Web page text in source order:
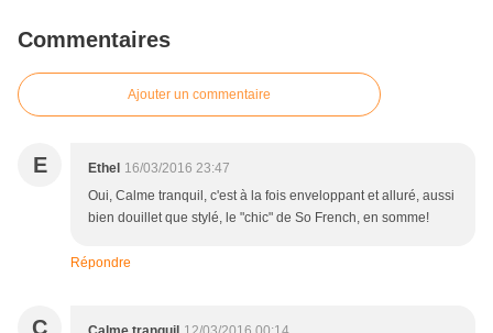
Commentaires
Ajouter un commentaire
E Ethel 16/03/2016 23:47
Oui, Calme tranquil, c'est à la fois enveloppant et alluré, aussi
bien douillet que stylé, le "chic" de So French, en somme!
Répondre
C